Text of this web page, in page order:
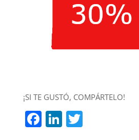
¡SI TE GUSTÓ, COMPÁRTELO!
F Li T